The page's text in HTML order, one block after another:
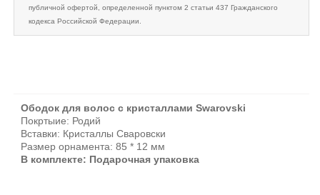
публичной офертой, определенной пунктом 2 статьи 437 Гражданского
кодекса Российской Федерации.
Ободок для волос с кристаллами Swarovski
Покртыие: Родий
Вставки: Кристаллы Сваровски
Размер орнамента: 85 * 12 мм
В комплекте: Подарочная упаковка